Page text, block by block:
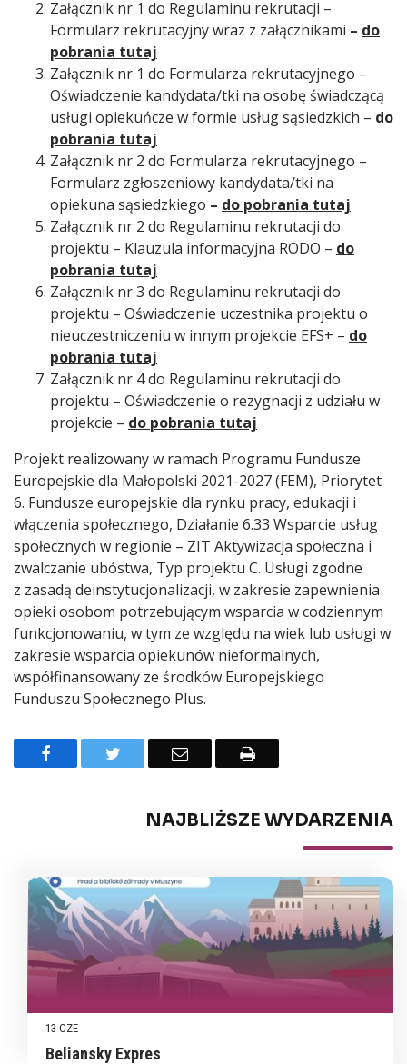
Załącznik nr 1 do Regulaminu rekrutacji –
Formularz rekrutacyjny wraz z załącznikami – do
pobrania tutaj
Załącznik nr 1 do Formularza rekrutacyjnego –
Oświadczenie kandydata/tki na osobę świadczącą
usługi opiekuńcze w formie usług sąsiedzkich – do
pobrania tutaj
Załącznik nr 2 do Formularza rekrutacyjnego –
Formularz zgłoszeniowy kandydata/tki na
opiekuna sąsiedzkiego – do pobrania tutaj
Załącznik nr 2 do Regulaminu rekrutacji do
projektu – Klauzula informacyjna RODO – do
pobrania tutaj
Załącznik nr 3 do Regulaminu rekrutacji do
projektu – Oświadczenie uczestnika projektu o
nieuczestniczeniu w innym projekcie EFS+ – do
pobrania tutaj
Załącznik nr 4 do Regulaminu rekrutacji do
projektu – Oświadczenie o rezygnacji z udziału w
projekcie – do pobrania tutaj
Projekt realizowany w ramach Programu Fundusze
Europejskie dla Małopolski 2021-2027 (FEM), Priorytet
6. Fundusze europejskie dla rynku pracy, edukacji i
włączenia społecznego, Działanie 6.33 Wsparcie usług
społecznych w regionie – ZIT Aktywizacja społeczna i
zwalczanie ubóstwa, Typ projektu C. Usługi zgodne
z zasadą deinstytucjonalizacji, w zakresie zapewnienia
opieki osobom potrzebującym wsparcia w codziennym
funkcjonowaniu, w tym ze względu na wiek lub usługi w
zakresie wsparcia opiekunów nieformalnych,
współfinansowany ze środków Europejskiego
Funduszu Społecznego Plus.
FacebookTwitter Email Drukuj
NAJBLIŻSZE WYDARZENIA
13 CZE
Beliansky Expres